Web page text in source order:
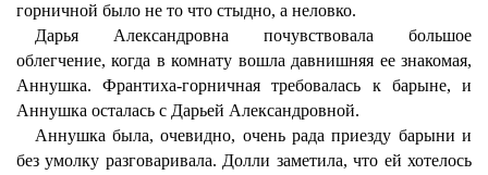
горничной было не то что стыдно, а неловко.
Дарья Александровна почувствовала большое
облегчение, когда в комнату вошла давнишняя ее знакомая,
Аннушка. Франтиха-горничная требовалась к барыне, и
Аннушка осталась с Дарьей Александровной.
Аннушка была, очевидно, очень рада приезду барыни и
без умолку разговаривала. Долли заметила, что ей хотелось